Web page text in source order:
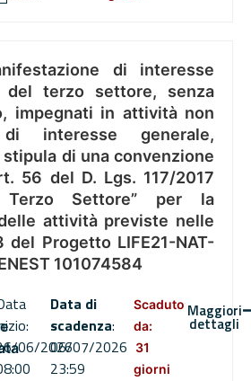
di interesse
terzo settore, senza
impegnati in attività non
di interesse generale,
di una convenzione
56 del D. Lgs. 117/2017
Terzo Settore” per la
attività previste nelle
Progetto LIFE21-NAT-
101074584
06/2026
Data di
scadenza:
06/07/2026
23:59
Scaduto
da:
31
giorni
Maggiori
dettagli